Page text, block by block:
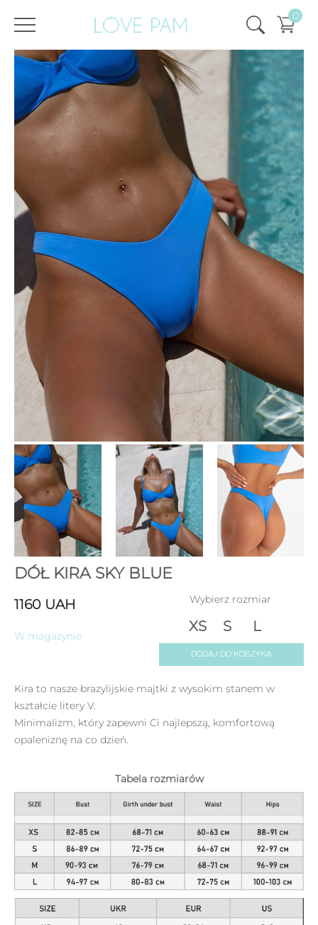
0
Wszystko , Góra i dół Spód ,Kira EKOLOGICZNY Dół Kira Sky Blue
DÓŁ KIRA SKY BLUE
1160 UAH
W magazynie
Wybierz rozmiar
XS S L
DODAJ DO KOSZYKA
Kira to nasze brazylijskie majtki z wysokim stanem w
kształcie litery V.
Minimalizm, który zapewni Ci najlepszą, komfortową
opaleniznę na co dzień.
Tabela rozmiarów